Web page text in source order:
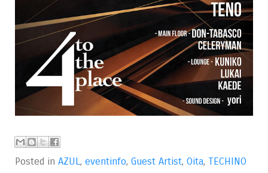
Posted in AZUL, eventinfo, Guest Artist, Oita, TECHINO